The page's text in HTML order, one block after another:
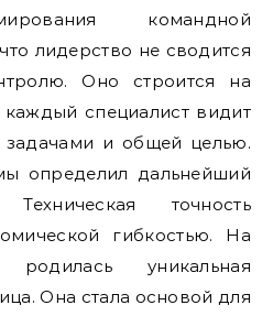
командной
лидерство не сводится
Оно строится на
специалист видит
и общей целью.
определил дальнейший
точность
гибкостью. На
уникальная
Она стала основой для